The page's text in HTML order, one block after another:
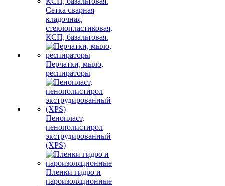
Сетка сварная
кладочная,
стеклопластиковая,
КСП, базальтовая.
Перчатки, мыло,
респираторы
Пенопласт,
пенополистирол
экструдированный
(XPS)
Пленки гидро и
пароизоляционные